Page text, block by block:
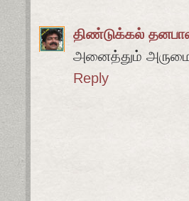
திண்டுக்கல்
அனைத்தும்
Reply